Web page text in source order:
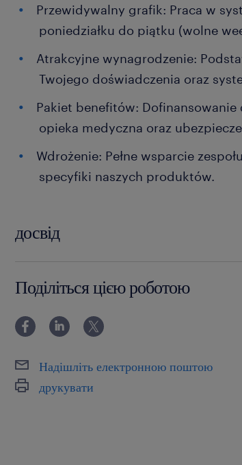
Przewidywalny grafik: Praca w
poniedziałku do piątku (wolne
Atrakcyjne wynagrodzenie:
Twojego doświadczenia oraz
Pakiet benefitów:
opieka medyczna oraz
Wdrożenie: Pełne wsparcie
specyfiki naszych produktów.
досвід
Поділіться цією роботою
Надішліть електронною поштою
друкувати